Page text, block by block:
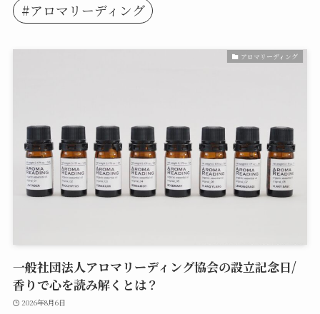
#アロマリーディング
アロマリーディング
一般社団法人アロマリーディング協会の設立記念日/
香りで心を読み解くとは？
2026年8月6日